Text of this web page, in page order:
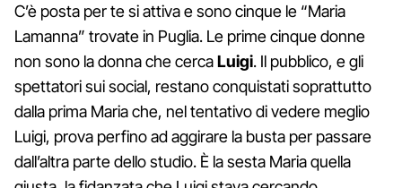
C’è posta per te si attiva e sono cinque le “Maria
Lamanna” trovate in Puglia. Le prime cinque donne
non sono la donna che cercaLuigi. Il pubblico, e gli
spettatori sui social, restano conquistati soprattutto
dalla prima Maria che, nel tentativo di vedere meglio
Luigi, prova perfino ad aggirare la busta per passare
dall’altra parte dello studio. È la sesta Maria quella